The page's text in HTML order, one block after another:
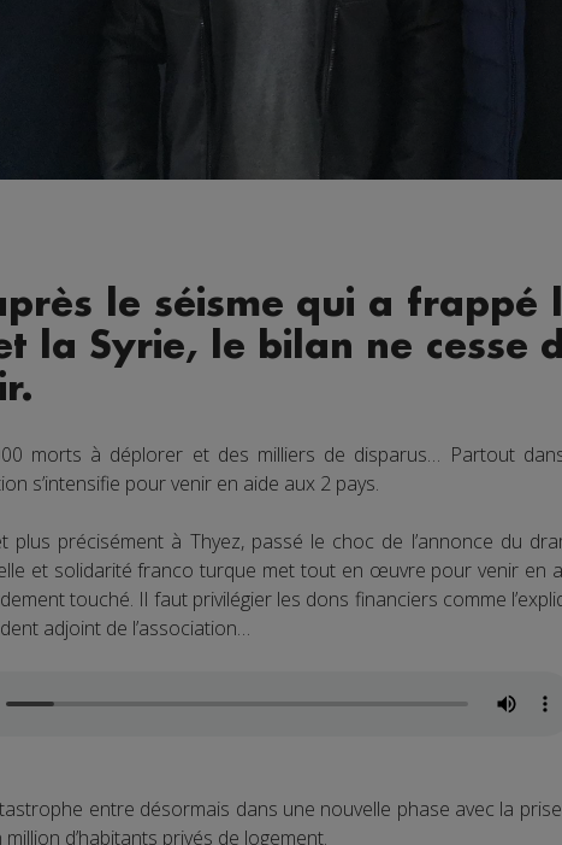
le séisme qui a frappé
la Syrie, le bilan ne cesse
morts à déplorer et des milliers de disparus… Partout
s’intensifie pour venir en aide aux 2 pays.
plus précisément à Thyez, passé le choc de l’annonce du
et solidarité franco turque met tout en œuvre pour venir en
touché. Il faut privilégier les dons financiers comme
adjoint de l’association…
entre désormais dans une nouvelle phase avec la
million d’habitants privés de logement.